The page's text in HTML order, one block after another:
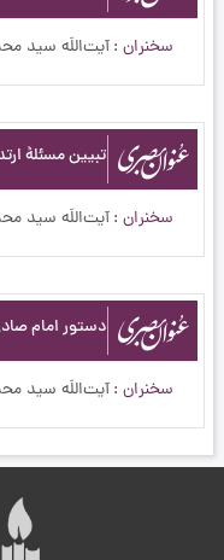
سخنران آیت‌اللَه سید
سخنران آیت‌اللَه سید
سخنران آیت‌اللَه سید